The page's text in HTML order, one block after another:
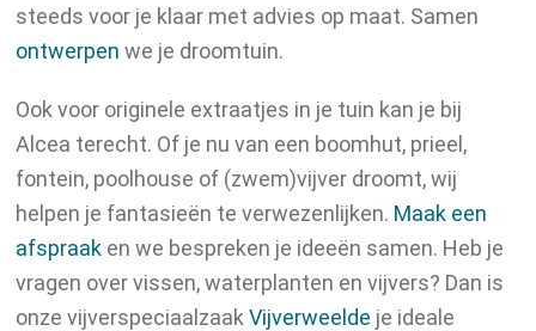
steeds voor je klaar met advies op maat. Samen
ontwerpen we je droomtuin.
Ook voor originele extraatjes in je tuin kan je bij
Alcea terecht. Of je nu van een boomhut, prieel,
fontein, poolhouse of (zwem)vijver droomt, wij
helpen je fantasieën te verwezenlijken. Maak een
afspraak en we bespreken je ideeën samen. Heb je
vragen over vissen, waterplanten en vijvers? Dan is
onze vijverspeciaalzaakVijverweelde je ideale